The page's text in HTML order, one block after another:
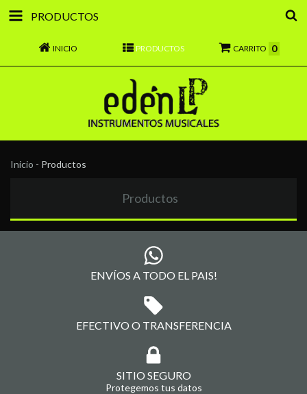
PRODUCTOS
INICIO PRODUCTOS CARRITO 0
Inicio - Productos
Productos
ENVÍOS A TODO EL PAIS!
EFECTIVO O TRANSFERENCIA
SITIO SEGURO
Protegemos tus datos